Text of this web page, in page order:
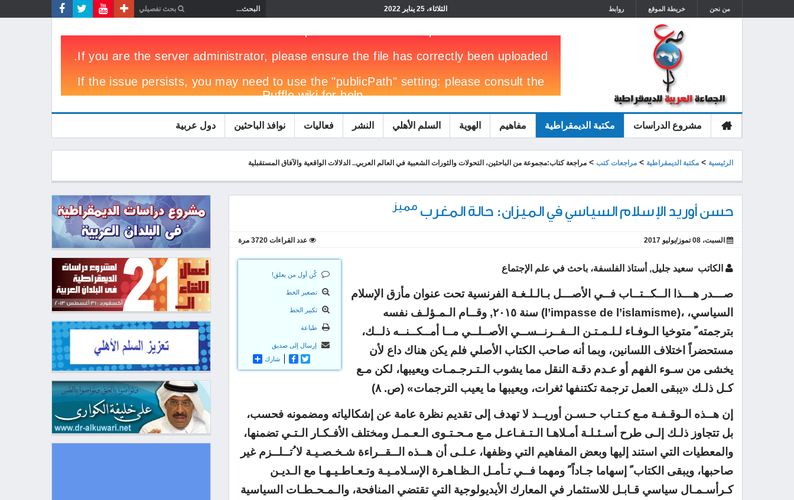
من نحن خريطة الموقع روابط الثلاثاء، 25 يناير 2022
الرئيسية
مشروع الدراسات مكتبة الديمقراطية مفاهيم الهوية السلم الأهلي النشر فعاليات نوافذ الباحثين دول عربية
الرئيسية > مكتبة الديمقراطية > مراجعات كتب > مراجعة كتاب:مجموعة من الباحثين، التحولات والثورات الشعبية في العالم العربي.. الدلالات الواقعية والآفاق المستقبلية
حسن أوريد الإسلام السياسي في الميزان: حالة المغرب مميز
السبت، 08 تموز/يوليو 2017 عدد القراءات 3720 مرة
كٌن أول من يعلق!
تصغير الخط
تكبير الخط
طباعة
إرسال إلى صديق
شاركFacebookTwitter
الكاتب سعيد جليل, أستاذ الفلسفة، باحث في علم الإجتماع
صـــدر هـــذا الــكــتــاب فــي الأصـــل بـالـلـغـة الفرنسية تحت عنوان مأزق الإسلام
السياسي، ،(l’impasse de l’islamisme) سنة ٢٠١٥, وقــام الـمـؤلـف نفسه
بترجمته ً متوخيا الـوفـاء لـلـمـتـن الــفــرنــســي الأصــلــي مــا أمــكــنــه ذلــك،
مستحضراً اختلاف اللسانين، وبما أنه صاحب الكتاب الأصلي فلم يكن هناك داع لأن
يخشى من سـوء الفهم أو عـدم دقـة النقل مما يشوب الـتـرجـمـات ويعيبها، لكن مـع
كـل ذلـك «يبقى العمل ترجمة تكتنفها ثغرات، ويعيبها ما يعيب الترجمات» (ص. ٨)
إن هــذه الـوقـفـة مـع كـتـاب حـسـن أوريــد لا تهدف إلى تقديم نظرة عامة عن إشكالياته ومضمونه فحسب،
بل تتجاوز ذلـك إلـى طرح أسـئـلـة أمـلاهـا الـتـفـاعـل مـع مـحـتـوى الـعـمـل ومختلف الأفـكـار الـتـي تضمنها،
والمعطيات التي استند إليها وبعض المفاهيم التي وظفها، عـلـى أن هــذه الــقــراءة شـخـصـيـة لا ُتــلــزم غير
صاحبها، ويبقى الكتاب ً إسهاما جـاداً ً ومهما فــي تـأمـل الـظـاهـرة الإسـلامـيـة وتـعـاطـيـهـا مع الـديـن
كـرأسـمـال سياسي قـابـل للاستثمار في المعارك الأيديولوجية التي تقتضي المنافحة، والـمـحـطـات السياسية